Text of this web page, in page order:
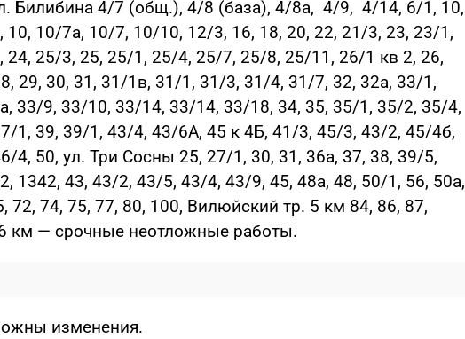
Билибина 4/7 (общ.), 4/8 (база), 4/8а, 4/9, 4/14, 6/1, 10,
10/7а, 10/7, 10/10, 12/3, 16, 18, 20, 22, 21/3, 23, 23/1,
24, 25/3, 25, 25/1, 25/4, 25/7, 25/8, 25/11, 26/1 кв 2, 26,
29, 30, 31, 31/1в, 31/1, 31/3, 31/4, 31/7, 32, 32а, 33/1,
33/9, 33/10, 33/14, 33/14, 33/18, 34, 35, 35/1, 35/2, 35/4,
1, 39, 39/1, 43/4, 43/6А, 45 к 4Б, 41/3, 45/3, 43/2, 45/4б,
4, 50, ул. Три Сосны 25, 27/1, 30, 31, 36а, 37, 38, 39/5,
1342, 43, 43/2, 43/5, 43/4, 43/9, 45, 48а, 48, 50/1, 56, 50а,
72, 74, 75, 77, 80, 100, Вилюйский тр. 5 км 84, 86, 87,
км — срочные неотложные работы.
изменения.